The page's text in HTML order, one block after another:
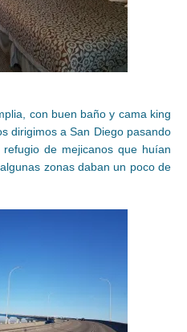
con buen baño y cama king
dirigimos a San Diego pasando
refugio de mejicanos que huían
zonas daban un poco de